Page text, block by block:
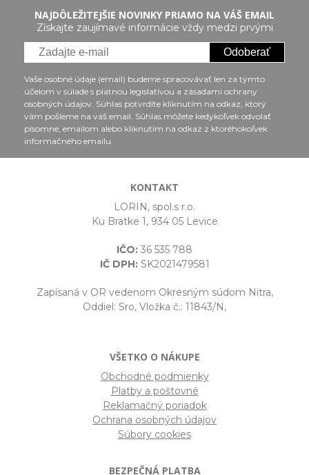
NAJDÔLEŽITEJŠIE NOVINKY PRIAMO NA VÁŠ EMAIL
Získajte zaujímavé informácie vždy medzi prvými
Odoberať
Vaše osobné údaje (email) budeme spracovávať len za týmto
účelom v súlade s platnou legislatívou a zásadami ochrany
osobných údajov. Súhlas potvrdíte kliknutím na odkaz, ktorý
vám pošleme na váš email. Súhlas môžete kedykoľvek odvolať
písomne, emailom alebo kliknutím na odkaz z ktoréhokoľvek
informačného emailu.
KONTAKT
LORIN, spol.s r.o.
Ku Bratke 1, 934 05 Levice
IČO: 36 535 788
IČ DPH:SK2021479581
Zapísaná v OR vedenom Okresným súdom Nitra,
Oddiel: Sro, Vložka č.: 11843/N,
VŠETKO O NÁKUPE
Obchodné podmienky
Platby a poštovné
Reklamačný poriadok
Ochrana osobných údajov
Súbory cookies
BEZPEČNÁ PLATBA